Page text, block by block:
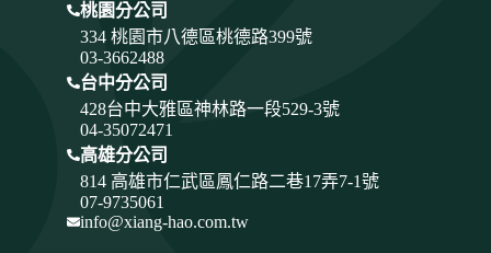
桃園分公司
334 桃園市八德區桃德路399號
03-3662488
台中分公司
428台中大雅區神林路一段529-3號
04-35072471
高雄分公司
814 高雄市仁武區鳳仁路二巷17弄7-1號
07-9735061
info@xiang-hao.com.tw